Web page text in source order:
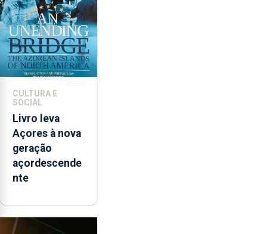
instrumentos
CULTURA E
SOCIAL
Livro leva
Açores à nova
geração
açordescende
nte